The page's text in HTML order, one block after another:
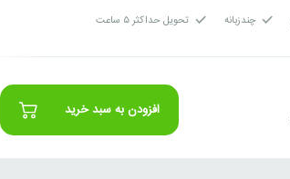
چندزبانه تحویل حداکثر ۵ ساعت
افزودن به سبد خرید